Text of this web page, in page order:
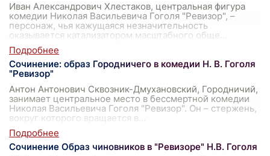
Иван Александрович Хлестаков, центральная фигура
комедии Николая Васильевича Гоголя "Ревизор", –
персонаж, чья кажущаяся незначительность
оказывается катализатором масштабного обще
Сочинение: образ Городничего в комедии Н. В. Гоголя
"Ревизор"
Антон Антонович Сквозник-Дмухановский, Городничий,
занимает центральное место в бессмертной комедии
Николая Васильевича Гоголя "Ревизор". Он – стержень,
вокруг которого вращается в
Сочинение Образ чиновников в "Ревизоре" Н.В. Гоголя